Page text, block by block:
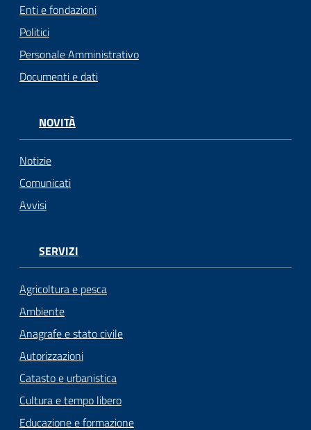
Enti e fondazioni
Politici
Personale Amministrativo
Documenti e dati
NOVITÀ
Notizie
Comunicati
Avvisi
SERVIZI
Agricoltura e pesca
Ambiente
Anagrafe e stato civile
Autorizzazioni
Catasto e urbanistica
Cultura e tempo libero
Educazione e formazione